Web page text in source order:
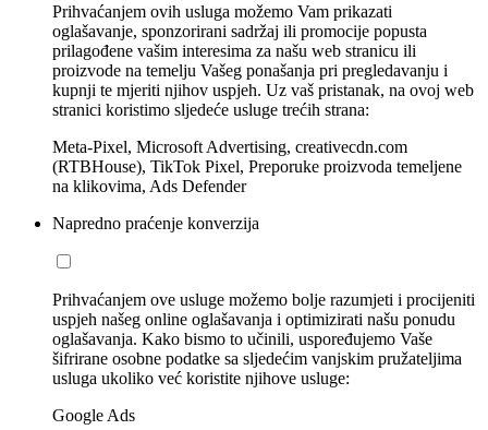
Prihvaćanjem ovih usluga možemo Vam prikazati
oglašavanje, sponzorirani sadržaj ili promocije popusta
prilagođene vašim interesima za našu web stranicu ili
proizvode na temelju Vašeg ponašanja pri pregledavanju i
kupnji te mjeriti njihov uspjeh. Uz vaš pristanak, na ovoj web
stranici koristimo sljedeće usluge trećih strana:
Meta-Pixel, Microsoft Advertising, creativecdn.com
(RTBHouse), TikTok Pixel, Preporuke proizvoda temeljene
na klikovima, Ads Defender
Napredno praćenje konverzija
Prihvaćanjem ove usluge možemo bolje razumjeti i procijeniti
uspjeh našeg online oglašavanja i optimizirati našu ponudu
oglašavanja. Kako bismo to učinili, uspoređujemo Vaše
šifrirane osobne podatke sa sljedećim vanjskim pružateljima
usluga ukoliko već koristite njihove usluge:
Google Ads